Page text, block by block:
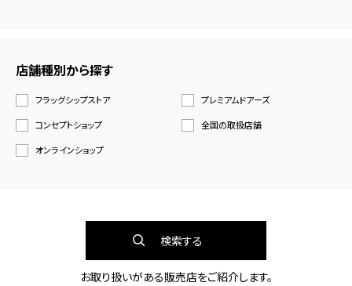
店舗種別から探す
フラッグシップストア
プレミアムドアーズ
コンセプトショップ
全国の取扱店舗
オンラインショップ
検索する
お取り扱いがある販売店をご紹介します。